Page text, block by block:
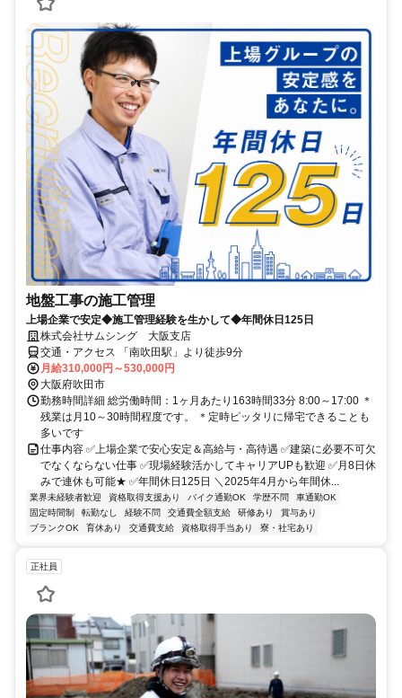
地盤工事の施工管理
上場企業で安定◆施工管理経験を生かして◆年間休日125日
株式会社サムシング 大阪支店
交通・アクセス 「南吹田駅」より徒歩9分
月給310,000円～530,000円
大阪府吹田市
勤務時間詳細 総労働時間：1ヶ月あたり163時間33分 8:00～17:00 ＊
残業は月10～30時間程度です。 ＊定時ピッタリに帰宅できることも
多いです
仕事内容 ✅上場企業で安心安定＆高給与・高待遇 ✅建築に必要不可欠
でなくならない仕事 ✅現場経験活かしてキャリアUPも歓迎 ✅月8日休
みで連休も可能★ ✅年間休日125日 ＼2025年4月から年間休...
業界未経験者歓迎 資格取得支援あり バイク通勤OK 学歴不問
車通勤OK
固定時間制
転勤なし 経験不問 交通費全額支給 研修あり
賞与あり
ブランクOK
育休あり 交通費支給 資格取得手当あり 寮・社宅あり
正社員